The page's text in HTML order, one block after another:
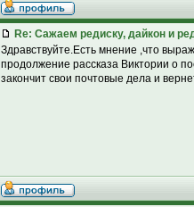
Re: Сажаем редиску, дайкон и
Здравствуйте.Есть мнение ,что
продолжение рассказа Виктории о
закончит свои почтовые дела и